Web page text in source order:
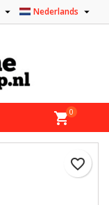
Nederlands 

shopping_cart0
favorite_border